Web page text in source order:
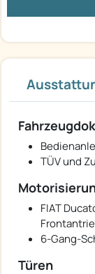
TÜV und
FIAT
6-Gang-
Türen